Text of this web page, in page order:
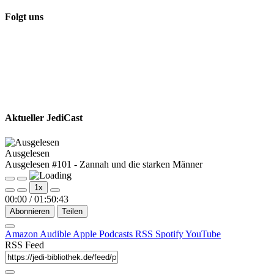
Folgt uns
Aktueller JediCast
Ausgelesen
Ausgelesen #101 - Zannah und die starken Männer
Play
Episode
Pause
Episode
1x
00:00 / 01:50:43
Abonnieren Teilen
Amazon Audible Apple Podcasts RSS SpotifyYouTube
RSS Feed